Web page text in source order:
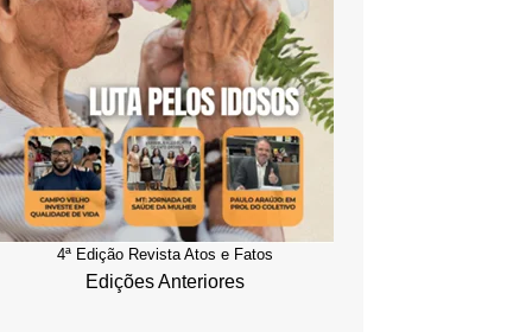
4ª Edição Revista Atos e Fatos
Edições Anteriores